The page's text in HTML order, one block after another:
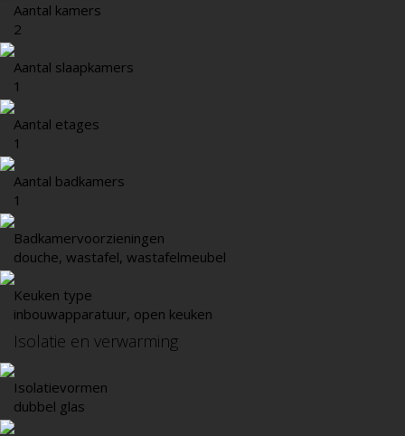
Aantal kamers
2
Aantal slaapkamers
1
Aantal etages
1
Aantal badkamers
1
Badkamervoorzieningen
douche, wastafel, wastafelmeubel
Keuken type
inbouwapparatuur, open keuken
Isolatie en verwarming
Isolatievormen
dubbel glas